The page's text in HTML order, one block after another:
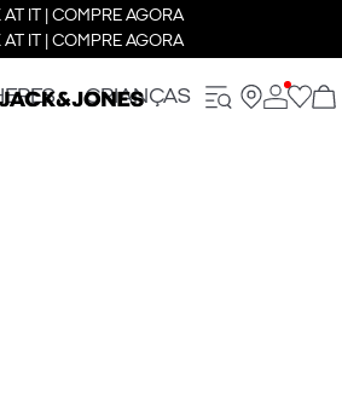
AT IT | COMPRE AGORA
AT IT | COMPRE AGORA
CRIANÇAS